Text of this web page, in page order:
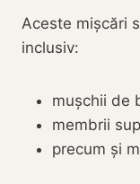
Aceste mișcări
inclusiv:
mușchii de
membrii
precum și